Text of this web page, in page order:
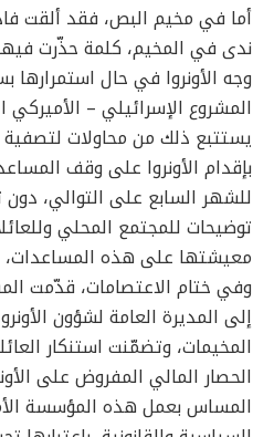
أما في مخيم البص، فقد ألقت
ندى في المخيم، كلمة حذّرت
وجه الأونروا في حال
المشروع الإسرائيلي –
يستتبع ذلك من محاولات
بإقدام الأونروا على وقف
للشهر السابع على التوالي،
توضيحات للمجتمع المحلي
معيشتها على هذه المساعدات،
وفي ختام الاعتصامات، قدّمت
إلى المديرة العامة لشؤون
المخيمات، وتضمّنت استنكار
الحصار المالي المفروض على
المساس بعمل هذه المؤسسة